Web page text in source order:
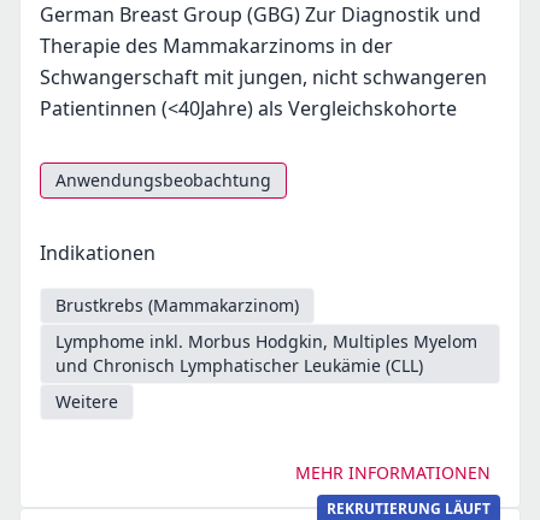
German Breast Group (GBG) Zur Diagnostik und
Therapie des Mammakarzinoms in der
Schwangerschaft mit jungen, nicht schwangeren
Patientinnen (<40Jahre) als Vergleichskohorte
Anwendungsbeobachtung
Indikationen
Brustkrebs (Mammakarzinom)
Lymphome inkl. Morbus Hodgkin, Multiples Myelom
und Chronisch Lymphatischer Leukämie (CLL)
Weitere
MEHR INFORMATIONEN
REKRUTIERUNG LÄUFT